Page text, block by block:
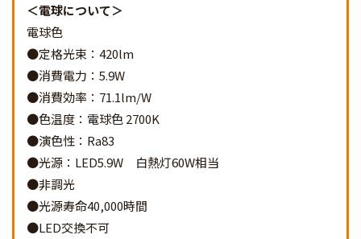
電球について
電球色
●定格光束：420lm
●消費電力：5.9W
●消費効率：71.1lm/W
●色温度：電球色 2700K
●演色性：Ra83
●光源：LED5.9W 白熱灯60W相当
●非調光
●光源寿命40,000時間
●LED交換不可